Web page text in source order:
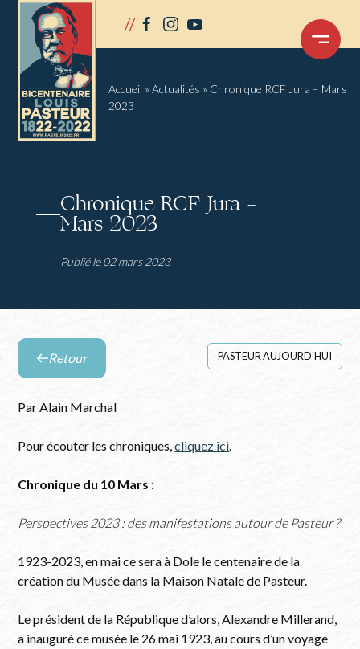
// facebook
instagram
youtube
OUVRIR
MENU
Accueil » Actualités » Chronique RCF Jura – Mars
2023
Chronique RCF Jura –
Mars 2023
Publié le 02 mars 2023
Retour
la
des
Retour PASTEUR AUJOURD'HUI
Par Alain Marchal
Pour écouter les chroniques,cliquez ici.
Chronique du 10 Mars :
Perspectives 2023 : des manifestations autour de Pasteur ?
1923-2023, en mai ce sera à Dole le centenaire de la
création du Musée dans la Maison Natale de Pasteur.
Le président de la République d’alors, Alexandre Millerand,
a inauguré ce musée le 26 mai 1923, au cours d’un voyage
Panneau de gestion des cookies